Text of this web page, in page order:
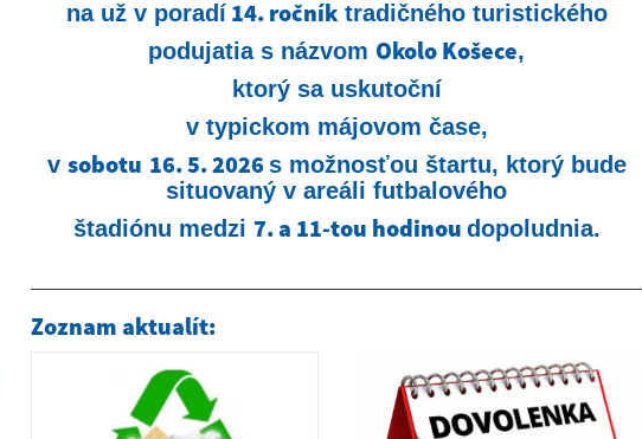
na už v poradí14. ročníktradičného turistického
podujatia s názvom Okolo Košece,
ktorý sa uskutoční
v typickom májovom čase,
v sobotu 16. 5. 2026s možnosťou štartu, ktorý bude
situovaný v areáli futbalového
štadiónu medzi 7. a 11-tou hodinou dopoludnia.
Zoznam aktualít: